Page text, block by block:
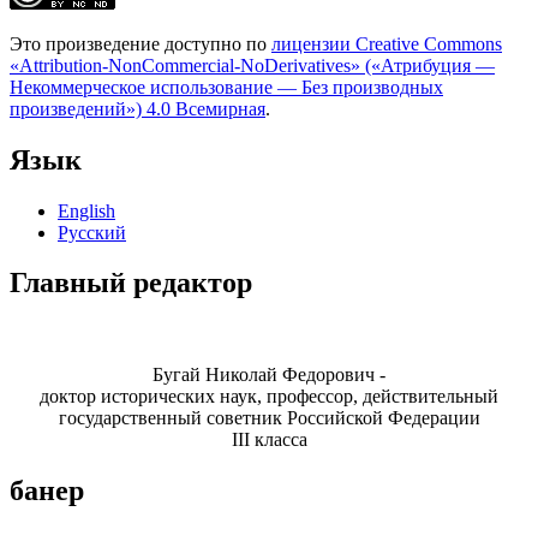
Это произведение доступно по лицензии Creative Commons
«Attribution-NonCommercial-NoDerivatives» («Атрибуция —
Некоммерческое использование — Без производных
произведений») 4.0 Всемирная.
Язык
English
Русский
Главный редактор
Бугай Николай Федорович -
доктор исторических наук, профессор, действительный
государственный советник Российской Федерации
III класса
банер